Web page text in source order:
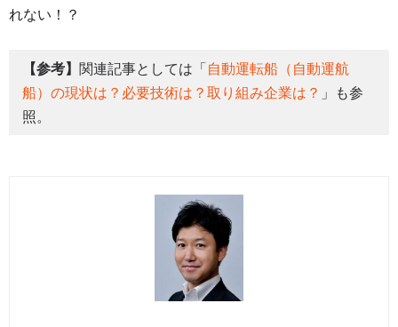
れない！？
【参考】 関連記事としては「 自動運転船（自動運航
船）の現状は？必要技術は？取り組み企業は？ 」も参
照。